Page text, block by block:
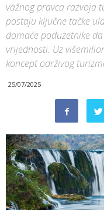
važnog pravca razvoja
postaju ključne tačke
domaće poduzetnike
vrijednosti. Uz
koncept održivog
25/07/2025